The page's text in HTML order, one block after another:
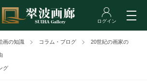
画の知識 コラム・ブログ 20世紀の画家の
グ